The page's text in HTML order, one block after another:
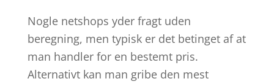
Nogle netshops yder fragt uden
beregning, men typisk er det betinget af at
man handler for en bestemt pris.
Alternativt kan man gribe den mest